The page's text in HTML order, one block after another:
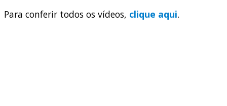
Para conferir todos os vídeos, clique aqui.